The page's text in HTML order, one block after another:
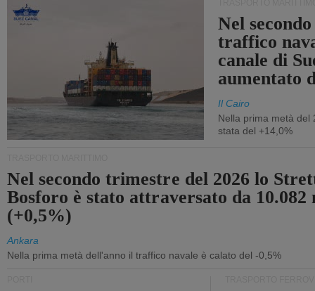
Nel
traffico
canale di
aumentato
Il Cairo
Nella prima metà del
stata del +14,0%
Nel secondo trimestre del 2026 lo
Bosforo è stato attraversato da 10.082
(+0,5%)
Ankara
Nella prima metà dell'anno il traffico navale è calato del -0,5%